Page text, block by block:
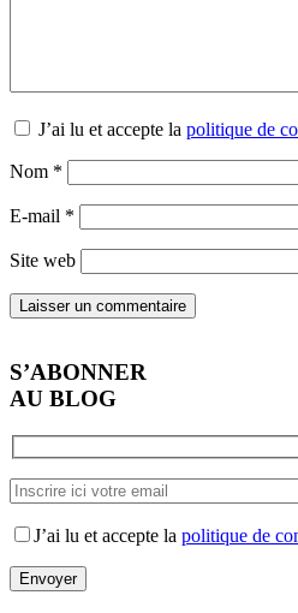
J’ai lu et accepte la politique de
Nom *
E-mail *
Site web
S’ABONNER
AU BLOG
J’ai lu et accepte la politique de